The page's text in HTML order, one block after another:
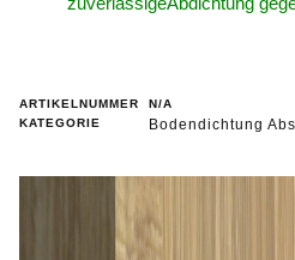
ARTIKELNUMMER
N/A
KATEGORIE
Bodendichtung